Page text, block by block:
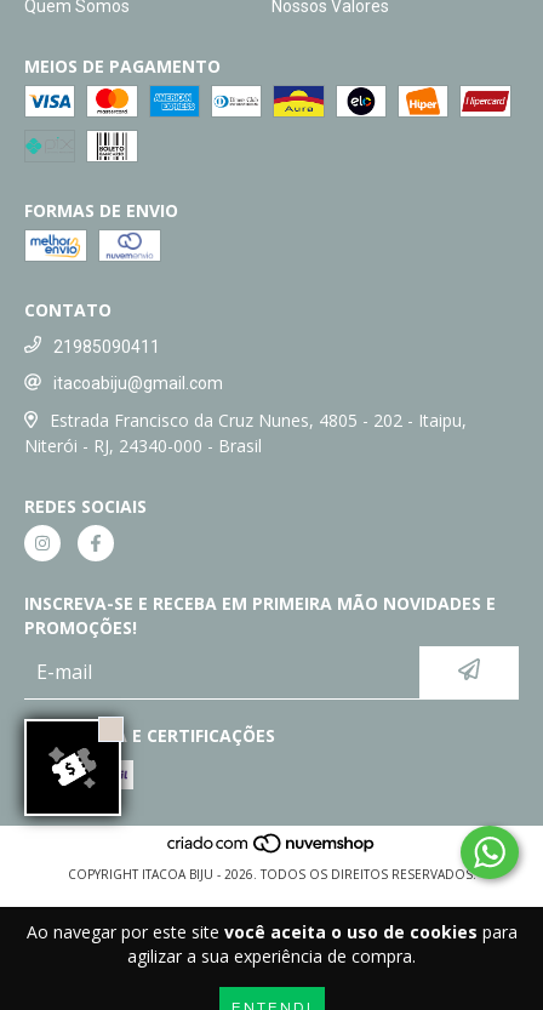
Ao navegar por este site você aceita o uso de cookies para
agilizar a sua experiência de compra.
Quem Somos Nossos Valores
MEIOS DE PAGAMENTO
FORMAS DE ENVIO
CONTATO
21985090411
itacoabiju@gmail.com
Estrada Francisco da Cruz Nunes, 4805 - 202 - Itaipu,
Niterói - RJ, 24340-000 - Brasil
REDES SOCIAIS
INSCREVA-SE E RECEBA EM PRIMEIRA MÃO NOVIDADES E
PROMOÇÕES!
SEGURANÇA E CERTIFICAÇÕES
COPYRIGHT ITACOA BIJU - 2026. TODOS OS DIREITOS RESERVADOS.